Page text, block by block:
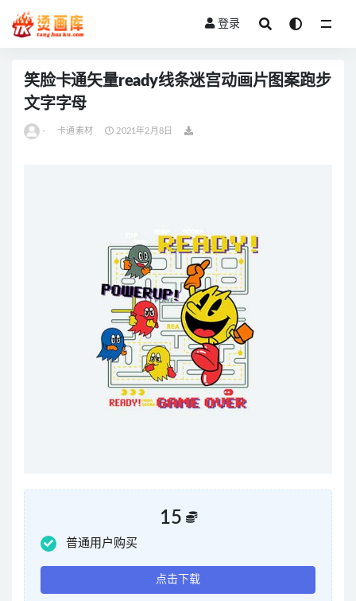
登录
笑脸卡通矢量ready线条迷宫动画片图案跑步
文字字母
- 卡通素材 2021年2月8日
15
普通用户购买
点击下载